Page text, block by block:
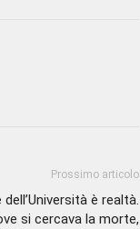
Prossimo articolo
è realtà.
si cercava la morte,